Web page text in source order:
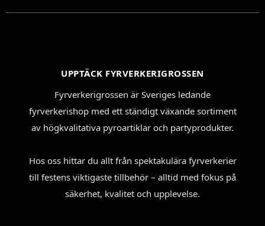
UPPTÄCK FYRVERKERIGROSSEN
Fyrverkerigrossen är Sveriges ledande
fyrverkerishop med ett ständigt växande sortiment
av högkvalitativa pyroartiklar och partyprodukter.
Hos oss hittar du allt från spektakulära fyrverkerier
till festens viktigaste tillbehör – alltid med fokus på
säkerhet, kvalitet och upplevelse.